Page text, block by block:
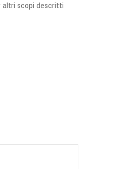
altri scopi descritti